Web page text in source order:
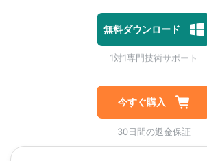
無料ダウンロード
プライバシー保護 | 100%安
マルウェアなし | 広告なし
1対1専門技術サポート
プライバシー保護 | 100%安
今すぐ購入
30日間の返金保証